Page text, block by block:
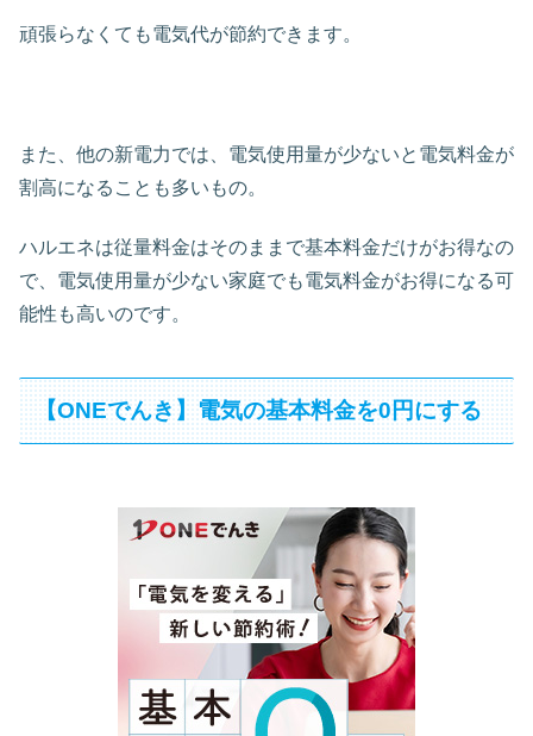
頑張らなくても電気代が節約できます。
また、他の新電力では、電気使用量が少ないと電気料金が
割高になることも多いもの。
ハルエネは従量料金はそのままで基本料金だけがお得なの
で、電気使用量が少ない家庭でも電気料金がお得になる可
能性も高いのです。
【ONEでんき】電気の基本料金を0円にする